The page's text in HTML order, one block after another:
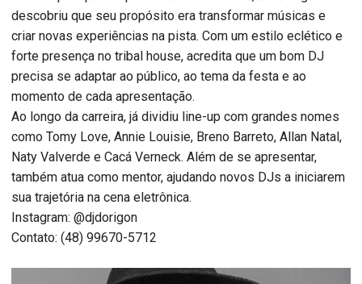
descobriu que seu propósito era transformar músicas e
criar novas experiências na pista. Com um estilo eclético e
forte presença no tribal house, acredita que um bom DJ
precisa se adaptar ao público, ao tema da festa e ao
momento de cada apresentação.
Ao longo da carreira, já dividiu line-up com grandes nomes
como Tomy Love, Annie Louisie, Breno Barreto, Allan Natal,
Naty Valverde e Cacá Verneck. Além de se apresentar,
também atua como mentor, ajudando novos DJs a iniciarem
sua trajetória na cena eletrônica.
Instagram: @djdorigon
Contato: (48) 99670-5712